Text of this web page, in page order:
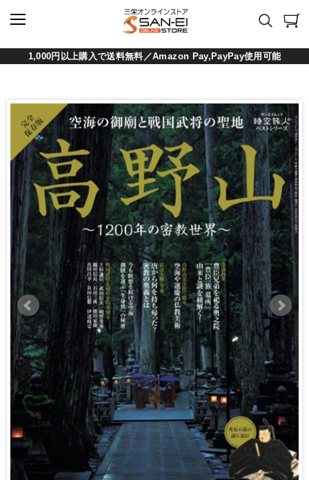
1,000円以上購入で送料無料／Amazon Pay,PayPay使用可能